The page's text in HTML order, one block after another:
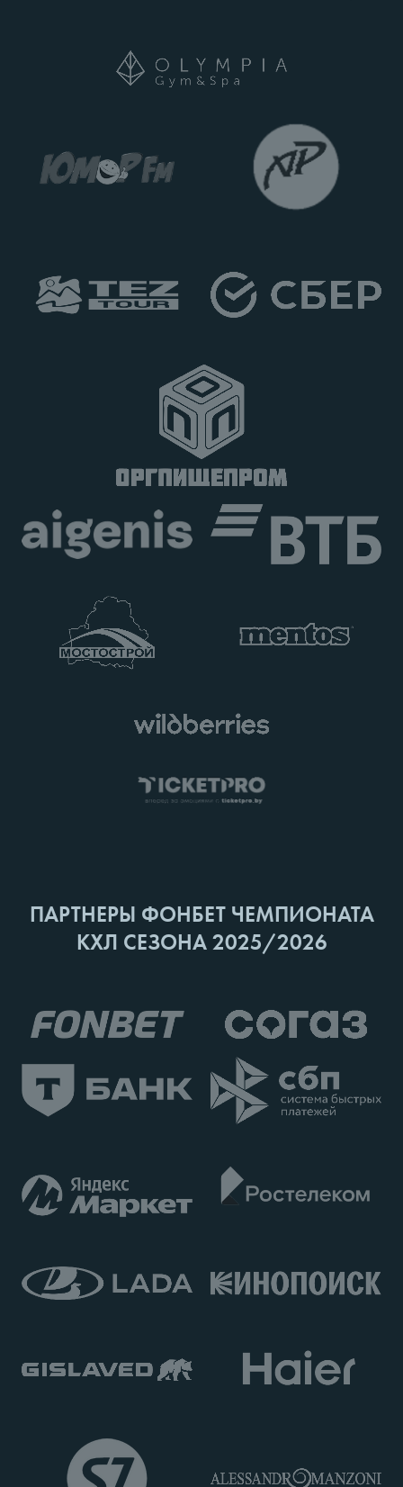
ПАРТНЕРЫ ФОНБЕТ ЧЕМПИОНАТА
КХЛ СЕЗОНА 2025/2026